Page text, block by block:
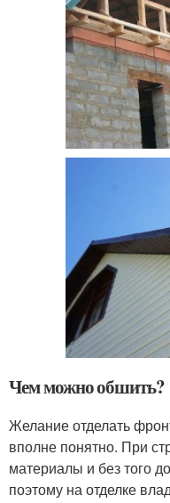
Чем можно обшить?
Желание отделать
вполне понятно. При
материалы и без того
поэтому на отделке